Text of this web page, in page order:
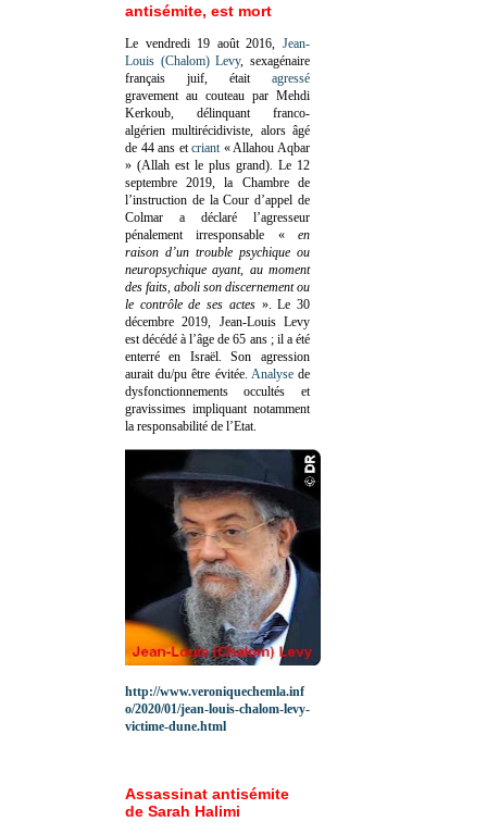
antisémite, est mort
Le vendredi 19 août 2016, Jean-
Louis (Chalom) Levy, sexagénaire
français juif, était agressé
gravement au couteau par Mehdi
Kerkoub, délinquant franco-
algérien multirécidiviste, alors âgé
de 44 ans etcriant « Allahou Aqbar
» (Allah est le plus grand). Le 12
septembre 2019, la Chambre de
l’instruction de la Cour d’appel de
Colmar a déclaré l’agresseur
pénalement irresponsable «en
raison d’un trouble psychique ou
neuropsychique ayant, au moment
des faits, aboli son discernement ou
le contrôle de ses actes». Le 30
décembre 2019, Jean-Louis Levy
est décédé à l’âge de 65 ans ; il a été
enterré en Israël. Son agression
aurait du/pu être évitée. Analysede
dysfonctionnements occultés et
gravissimes impliquant notamment
la responsabilité de l’Etat.
http://www.veroniquechemla.inf
o/2020/01/jean-louis-chalom-levy-
victime-dune.html
Assassinat antisémite
de Sarah Halimi